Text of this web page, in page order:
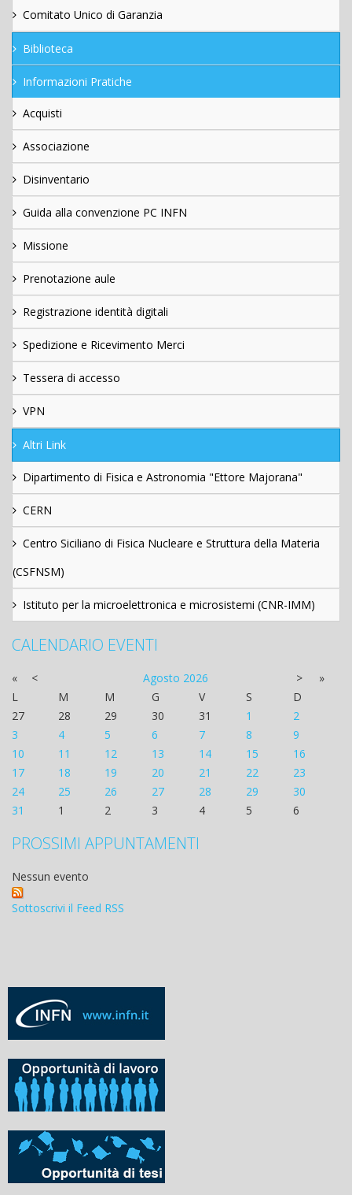
Comitato Unico di Garanzia
Biblioteca
Informazioni Pratiche
Acquisti
Associazione
Disinventario
Guida alla convenzione PC INFN
Missione
Prenotazione aule
Registrazione identità digitali
Spedizione e Ricevimento Merci
Tessera di accesso
VPN
Altri Link
Dipartimento di Fisica e Astronomia "Ettore Majorana"
CERN
Centro Siciliano di Fisica Nucleare e Struttura della Materia
(CSFNSM)
Istituto per la microelettronica e microsistemi (CNR-IMM)
CALENDARIO EVENTI
« < Agosto 2026 >
»
L
M M G V S
D
27
28 29 30 31 1
2
3
4 5 6 7 8
9
10
11 12 13 14 15
16
17
18 19 20 21 22
23
24
25 26 27 28 29
30
31
1 2 3 4 5 6
PROSSIMI APPUNTAMENTI
Nessun evento
Sottoscrivi il Feed RSS